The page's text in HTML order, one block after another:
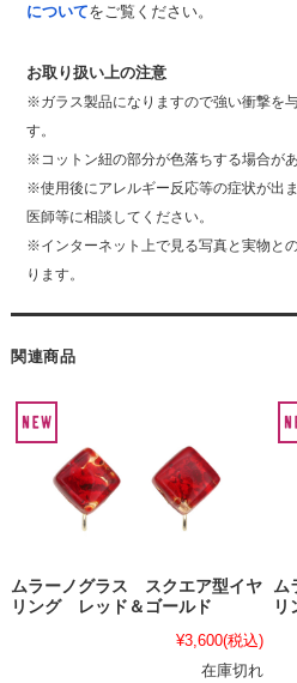
についてをご覧ください。
お取り扱い上の注意
※ガラス製品になりますので強い衝撃を
す。
※コットン紐の部分が色落ちする場合が
※使用後にアレルギー反応等の症状が出
医師等に相談してください。
※インターネット上で見る写真と実物と
ります。
関連商品
ムラーノグラス スクエア型イヤ
リング レッド＆ゴールド
¥3,600(税込)
在庫切れ
ム
リ